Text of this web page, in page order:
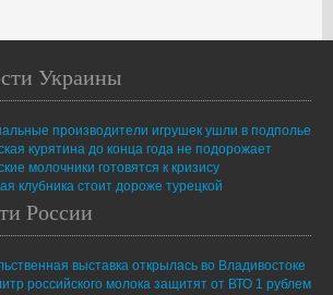
Украины
производители игрушек ушли в подполье
курятина до конца года не подорожает
молочники готовятся к кризису
клубника стоит дороже турецкой
России
выставка открылась во Владивостоке
российского молока защитят от ВТО 1 рублем